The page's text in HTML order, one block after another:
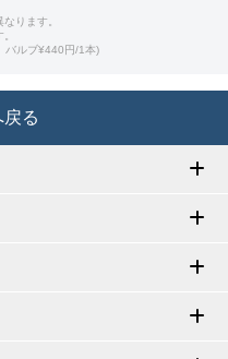
ります。
バルブ¥440円/1本)
る